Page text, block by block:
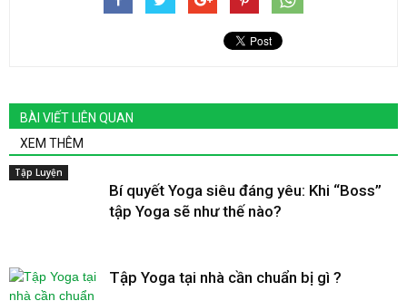
BÀI VIẾT LIÊN QUAN
XEM THÊM
Tập Luyện
Bí quyết Yoga siêu đáng yêu: Khi “Boss”
tập Yoga sẽ như thế nào?
Tập Yoga tại nhà cần chuẩn bị gì ?